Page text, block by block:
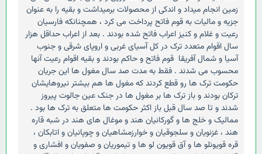
زمین انجام میداد و اندکی از محصولات برمیداشت و بقیه را به عنوان
جزیه و مالیات به قوم فاتح پرداخت می کرد ، همچنانکه فارسیان
رعیت و غلام و کنیز اعراب فاتح شده بودند . بعد از اعراب حداقل هزار
سال اقوام متعدد ترک در کل آسیای غربی و اروپای شرقی و جنوب
آسیا و شمال آفریقا قوم فاتح و حاکم بودند و بقیه اقوام رعیت آنها
محسوب می شدند . فقط به مدت صد سال مغول ها این جریان
حکومت ترک ها رو قطع کردند که مغول ها هم بیشتر نیروهایشان
ترکان بودند و باز ترک ها بر مغول ها در جنک عین جالوت پیروز
شدند و تا صد سال قبل باز اکثر حکومت ها متعلق به ترک ها بود .
ممالیک و خلج ها و گورکانیان هند و موغال های هند در شبه قاره
هند ، غزنویان و سلجوقیان و خوارزمشاهیان و چوپانیان و اتابکان ،
قره قویونلو ها و آق قویون لو ها و تیموریان و صفویان و افشاری و